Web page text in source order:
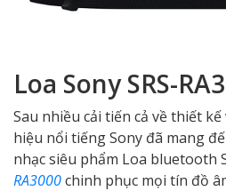
Loa Sony SRS-
Sau nhiều cải tiến cả về thiết
hiệu nổi tiếng Sony đã mang
nhạc siêu phẩm Loa bluetooth
RA3000chinh phục mọi tín đồ